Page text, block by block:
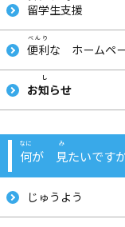
たいふう
留学生支援
便利な ホームペ
お知らせ
何が 見たいです
じゅうよう